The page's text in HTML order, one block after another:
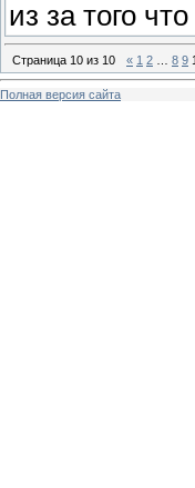
из за того
Страница 10 из 10 « 1 2 8 9
Полная версия сайта